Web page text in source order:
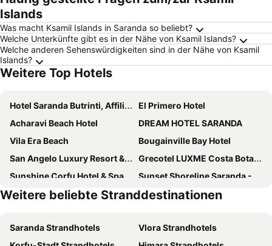
Islands
Was macht Ksamil Islands in Saranda so beliebt?
Welche Unterkünfte gibt es in der Nähe von Ksamil Islands?
Welche anderen Sehenswürdigkeiten sind in der Nähe von Ksamil
Islands?
Weitere Top Hotels
Hotel Saranda Butrinti, Affiliated by Meliá
El Primero Hotel
Acharavi Beach Hotel
DREAM HOTEL SARANDA
Vila Era Beach
Bougainville Bay Hotel
San Angelo Luxury Resort & Spa - Adults Only
Grecotel LUXME Costa Botanica
Sunshine Corfu Hotel & Spa
Sunset Shoreline Saranda - Sea View - Free Private Parking - Pool
Hotel Artur
Andon Lapa Hotel & Spa
Kalemi's Beachside Hotel
Hotel Summer
Weitere beliebte Stranddestinationen
Saranda Strandhotels
Vlora Strandhotels